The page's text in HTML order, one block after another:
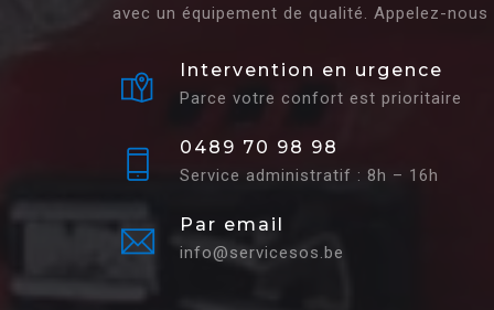
avec un équipement de qualité. Appelez-
Intervention en urgence
Parce votre confort est prioritaire
0489 70 98 98
Service administratif : 8h – 16h
Par email